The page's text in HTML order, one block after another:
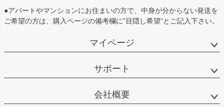
●アパートやマンションにお住まいの方で、中身が分からない発送を
ご希望の方は、購入ページの備考欄に”目隠し希望”とご記入下さい。
マイページ
サポート
会社概要